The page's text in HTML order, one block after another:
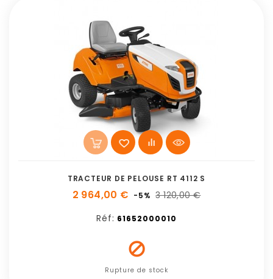
TRACTEUR DE PELOUSE RT 4112 S
2 964,00 € -5% 3 120,00 €
Réf: 61652000010

Rupture de stock